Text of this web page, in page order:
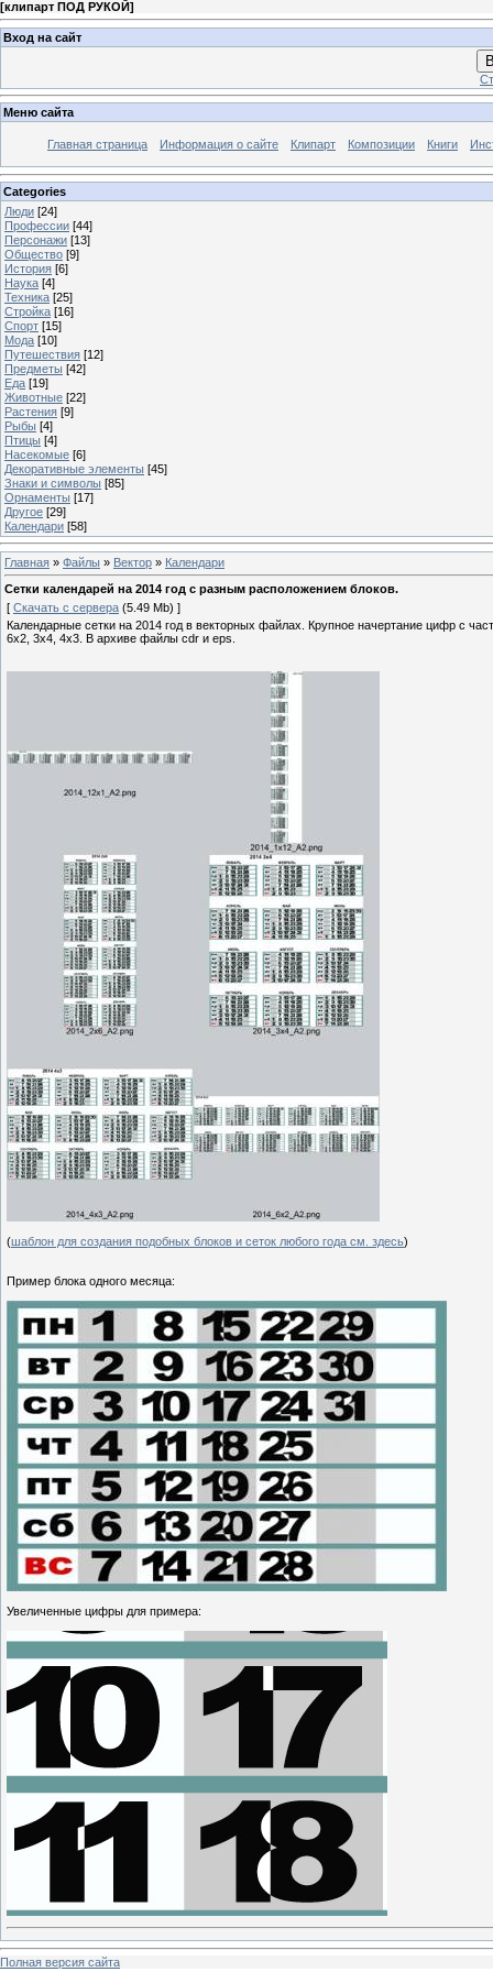
[клипарт ПОД РУКОЙ]
Вход на сайт
Меню сайта
Главная страница Информация о сайте Клипарт Композиции Книги
Categories
Люди [24]
Профессии [44]
Персонажи [13]
Общество [9]
История [6]
Наука [4]
Техника [25]
Стройка [16]
Спорт [15]
Мода [10]
Путешествия [12]
Предметы [42]
Еда [19]
Животные [22]
Растения [9]
Рыбы [4]
Птицы [4]
Насекомые [6]
Декоративные элементы [45]
Знаки и символы [85]
Орнаменты [17]
Другое [29]
Календари [58]
Главная » Файлы » Вектор » Календари
Сетки календарей на 2014 год с разным расположением блоков.
[ Скачать с сервера (5.49 Mb) ]
Календарные сетки на 2014 год в векторных файлах. Крупное начертание цифр с
6х2, 3х4, 4х3. В архиве файлы cdr и eps.
(шаблон для создания подобных блоков и сеток любого года см. здесь)
Пример блока одного месяца:
Увеличенные цифры для примера:
Полная версия сайта